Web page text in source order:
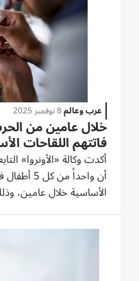
عرب وعالم8 نوفمبر 2025
فاتتهم اللقاحات
أكدت وكالة «الأونروا»
أن واحداً
الأساسية خلال عامين،
ارتكبتها إسرائيل.
التقارير بأن طفلاً من كل 5 أطفال في غزة فاتته اللقاحات...